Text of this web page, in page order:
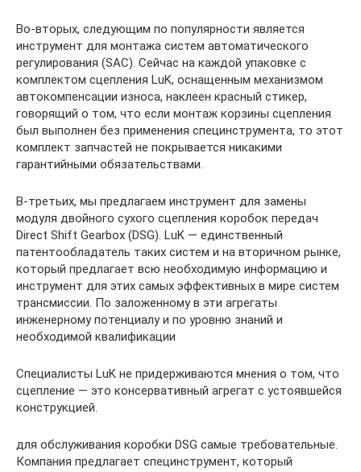
Во-вторых, следующим по популярности является
инструмент для монтажа систем автоматического
регулирования (SAC). Сейчас на каждой упаковке с
комплектом сцепления LuK, оснащенным механизмом
автокомпенсации износа, наклеен красный стикер,
говорящий о том, что если монтаж корзины сцепления
был выполнен без применения специнструмента, то этот
комплект запчастей не покрывается никакими
гарантийными обязательствами.
В-третьих, мы предлагаем инструмент для замены
модуля двойного сухого сцепления коробок передач
Direct Shift Gearbox (DSG). LuK — единственный
патентообладатель таких систем и на вторичном рынке,
который предлагает всю необходимую информацию и
инструмент для этих самых эффективных в мире систем
трансмиссии. По заложенному в эти агрегаты
инженерному потенциалу и по уровню знаний и
необходимой квалификации
Специалисты LuK не придерживаются мнения о том, что
сцепление — это консервативный агрегат с устоявшейся
конструкцией.
для обслуживания коробки DSG самые требовательные.
Компания предлагает специнструмент, который